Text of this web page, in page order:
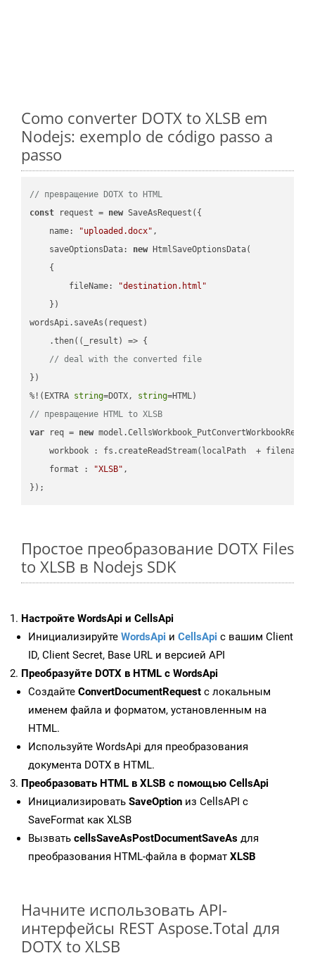
Como converter DOTX to XLSB em
Nodejs: exemplo de código passo a
passo
// превращение DOTX to HTML
const request = new SaveAsRequest({
name: "uploaded.docx" ,
saveOptionsData: new HtmlSaveOptionsData(
    {
fileName:
"destination.html"
    })
wordsApi.saveAs(request)
    .then(
( _result ) => {
// deal with the converted file
})
%!(EXTRA string=DOTX, string
// превращение HTML to XLSB
var req = new
workbook : fs.createReadStream(localPath  + filename
format : "XLSB" ,
Простое преобразование DOTX Files
to XLSB в Nodejs SDK
Настройте WordsApi и CellsApi
Инициализируйте WordsApi и CellsApi с вашим Client
ID, Client Secret, Base URL и версией API
Преобразуйте DOTX в HTML с WordsApi
Создайте ConvertDocumentRequest с локальным
именем файла и форматом, установленным на
HTML.
Используйте WordsApi для преобразования
документа DOTX в HTML.
Преобразовать HTML в XLSB с помощью CellsApi
Инициализировать SaveOption из CellsAPI с
SaveFormat как XLSB
Вызвать cellsSaveAsPostDocumentSaveAs для
преобразования HTML-файла в формат XLSB
Начните использовать API-
интерфейсы REST Aspose.Total для
DOTX to XLSB